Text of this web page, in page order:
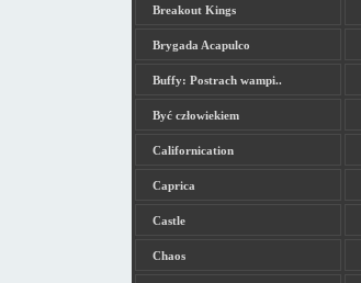
Breakout Kings
Brygada Acapulco
Buffy: Postrach wampi..
Być człowiekiem
Californication
Caprica
Castle
Chaos